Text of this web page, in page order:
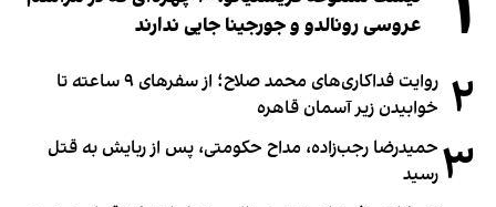
عروسی رونالدو و جورجینا جایی ندارند
۲
روایت فداکاری‌های محمد صلاح؛ از سفرهای ۹ ساعته تا
خوابیدن زیر آسمان قاهره
۳ حمیدرضا رجب‌زاده، مداح حکومتی، پس از ربایش به قتل
رسید